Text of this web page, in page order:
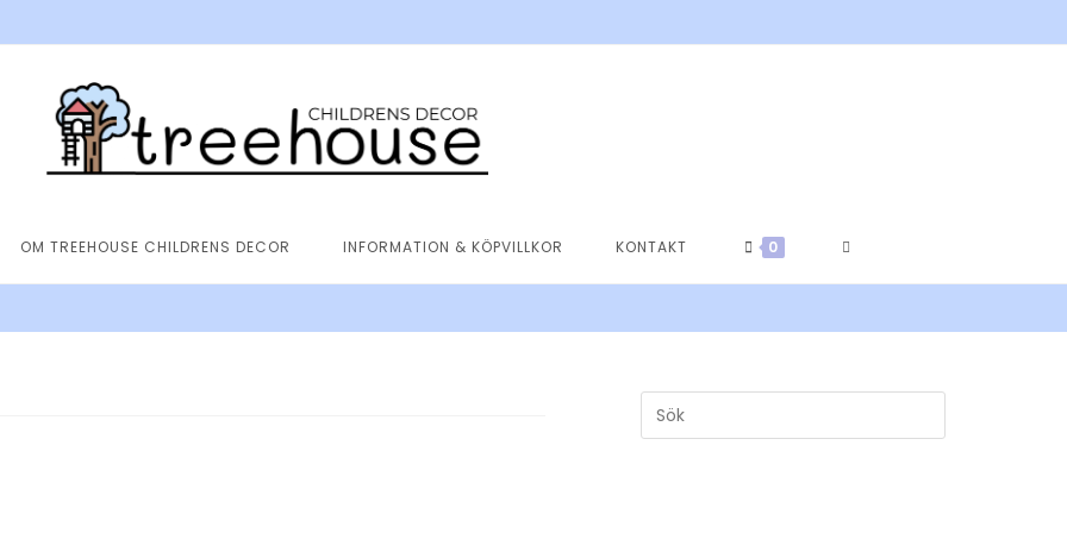
OM TREEHOUSE CHILDRENS DECOR INFORMATION & KÖPVILLKOR KONTAKT 0 SLÅ
WEBBPLATSSÖKNING